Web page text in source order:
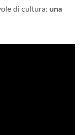
di cultura: una